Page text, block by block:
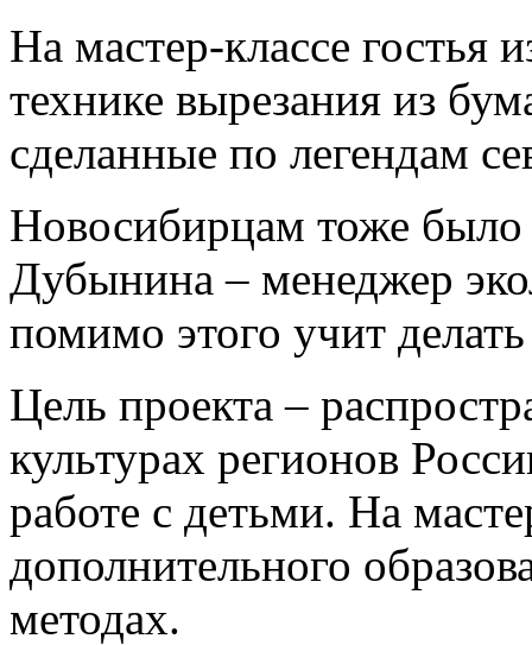
На мастер-классе гостья
технике вырезания из
сделанные по легендам
Новосибирцам тоже было
Дубынина – менеджер
помимо этого учит
Цель проекта –
культурах регионов
работе с детьми. На
дополнительного
методах.